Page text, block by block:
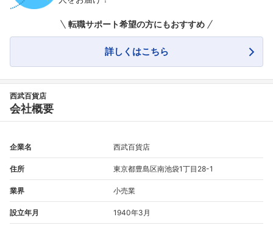
転職サポート希望の方にもおすすめ
詳しくはこちら
西武百貨店
会社概要
企業名 西武百貨店
住所 東京都豊島区南池袋1丁目28-1
業界 小売業
設立年月 1940年3月